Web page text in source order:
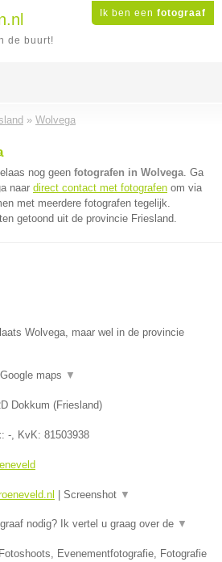
Ik ben een fotograaf
de buurt!
» Wolvega
nog geen fotografen in Wolvega. Ga
naar direct contact met fotografen om via
met meerdere fotografen tegelijk.
getoond uit de provincie Friesland.
Wolvega, maar wel in de provincie
Google maps ▼
Dokkum (Friesland)
-, KvK: 81503938
Screenshot ▼
nodig? Ik vertel u graag over de ▼
Evenementfotografie, Fotografie